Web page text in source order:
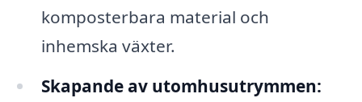
komposterbara material och
inhemska växter.
Skapande av utomhusutrymmen: